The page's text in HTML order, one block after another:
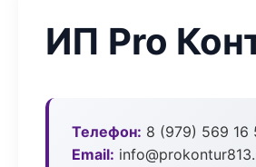
ИП Pro
Телефон: 8 (979) 569 16
Email: